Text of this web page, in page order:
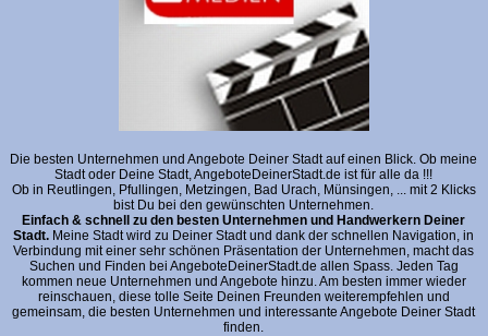
Die besten Unternehmen und Angebote Deiner Stadt auf einen Blick. Ob meine
Stadt oder Deine Stadt, AngeboteDeinerStadt.de ist für alle da !!!
Ob in Reutlingen, Pfullingen, Metzingen, Bad Urach, Münsingen, ... mit 2 Klicks
bist Du bei den gewünschten Unternehmen.
Einfach & schnell zu den besten Unternehmen und Handwerkern Deiner
Stadt. Meine Stadt wird zu Deiner Stadt und dank der schnellen Navigation, in
Verbindung mit einer sehr schönen Präsentation der Unternehmen, macht das
Suchen und Finden bei AngeboteDeinerStadt.de allen Spass. Jeden Tag
kommen neue Unternehmen und Angebote hinzu. Am besten immer wieder
reinschauen, diese tolle Seite Deinen Freunden weiterempfehlen und
gemeinsam, die besten Unternehmen und interessante Angebote Deiner Stadt
finden.